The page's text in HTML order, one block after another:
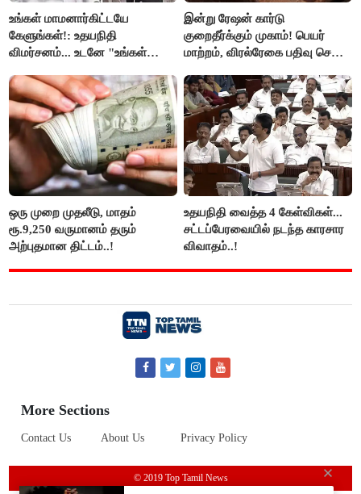
உங்கள் மாமனார்கிட்டயே
கேளுங்கள்!: உதயநிதி
விமர்சனம்... உடனே "உங்கள்
ஆதவ் அர்ஜுனா பதிலடி!
இன்று ரேஷன் கார்டு
குறைதீர்க்கும் முகாம்! பெயர்
மாற்றம், விரல்ரேகை பதிவு செய்ய
ஒரு முறை முதலீடு, மாதம்
ரூ.9,250 வருமானம் தரும்
அற்புதமான திட்டம்..!
உதயநிதி வைத்த 4 கேள்விகள்...
சட்டப்பேரவையில் நடந்த காரசார
விவாதம்..!
More Sections
Contact Us About Us Privacy Policy
© 2019 Top Tamil News